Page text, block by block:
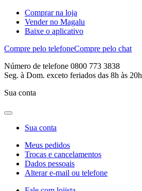
Comprar na loja
Vender no Magalu
Baixe o aplicativo
Compre pelo telefoneCompre pelo chat
Número de telefone 0800 773 3838
Seg. à Dom. exceto feriados das 8h às 20h
Sua conta
Sua conta
Meus pedidos
Trocas e cancelamentos
Dados pessoais
Alterar e-mail ou telefone